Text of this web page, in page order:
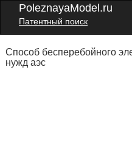
PoleznayaModel.ru
Патентный поиск
Способ бесперебойного
нужд аэс